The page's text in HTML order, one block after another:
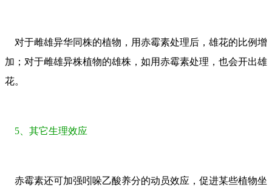
对于雌雄异华同株的植物，用赤霉素处理后，雄花的比例增
加；对于雌雄异株植物的雄株，如用赤霉素处理，也会开出雄
花。
5、其它生理效应
赤霉素还可加强吲哚乙酸养分的动员效应，促进某些植物坐